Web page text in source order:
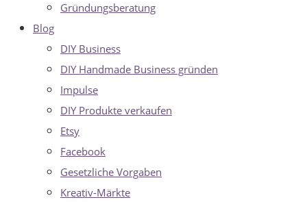
Gründungsberatung
Blog
DIY Business
DIY Handmade Business gründen
Impulse
DIY Produkte verkaufen
Etsy
Facebook
Gesetzliche Vorgaben
Kreativ-Märkte